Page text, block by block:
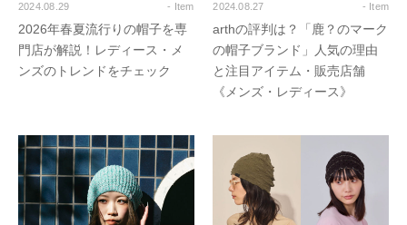
2024.08.29 - Item
2026年春夏流行りの帽子を専
門店が解説！レディース・メ
ンズのトレンドをチェック
2024.08.27 - Item
arthの評判は？「鹿？のマーク
の帽子ブランド」人気の理由
と注目アイテム・販売店舗
《メンズ・レディース》